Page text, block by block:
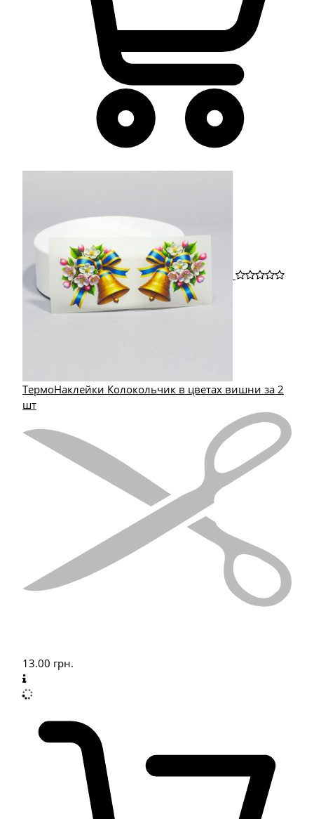
ТермоНаклейки Колокольчик в цветах вишни за 2
шт
13.00 грн.